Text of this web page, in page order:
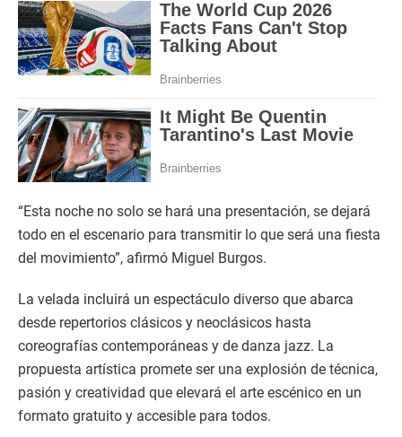
“Esta noche no solo se hará una presentación, se dejará
todo en el escenario para transmitir lo que será una fiesta
del movimiento”, afirmó Miguel Burgos.
La velada incluirá un espectáculo diverso que abarca
desde repertorios clásicos y neoclásicos hasta
coreografías contemporáneas y de danza jazz. La
propuesta artística promete ser una explosión de técnica,
pasión y creatividad que elevará el arte escénico en un
formato gratuito y accesible para todos.